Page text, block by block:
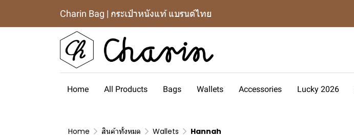
Charin Bag | กระเป๋าหนังแท้ แบรนด์ไทย
Home All Products Bags Wallets Accessories Lucky 2026
Home สินค้าทั้งหมด Wallets Hannah